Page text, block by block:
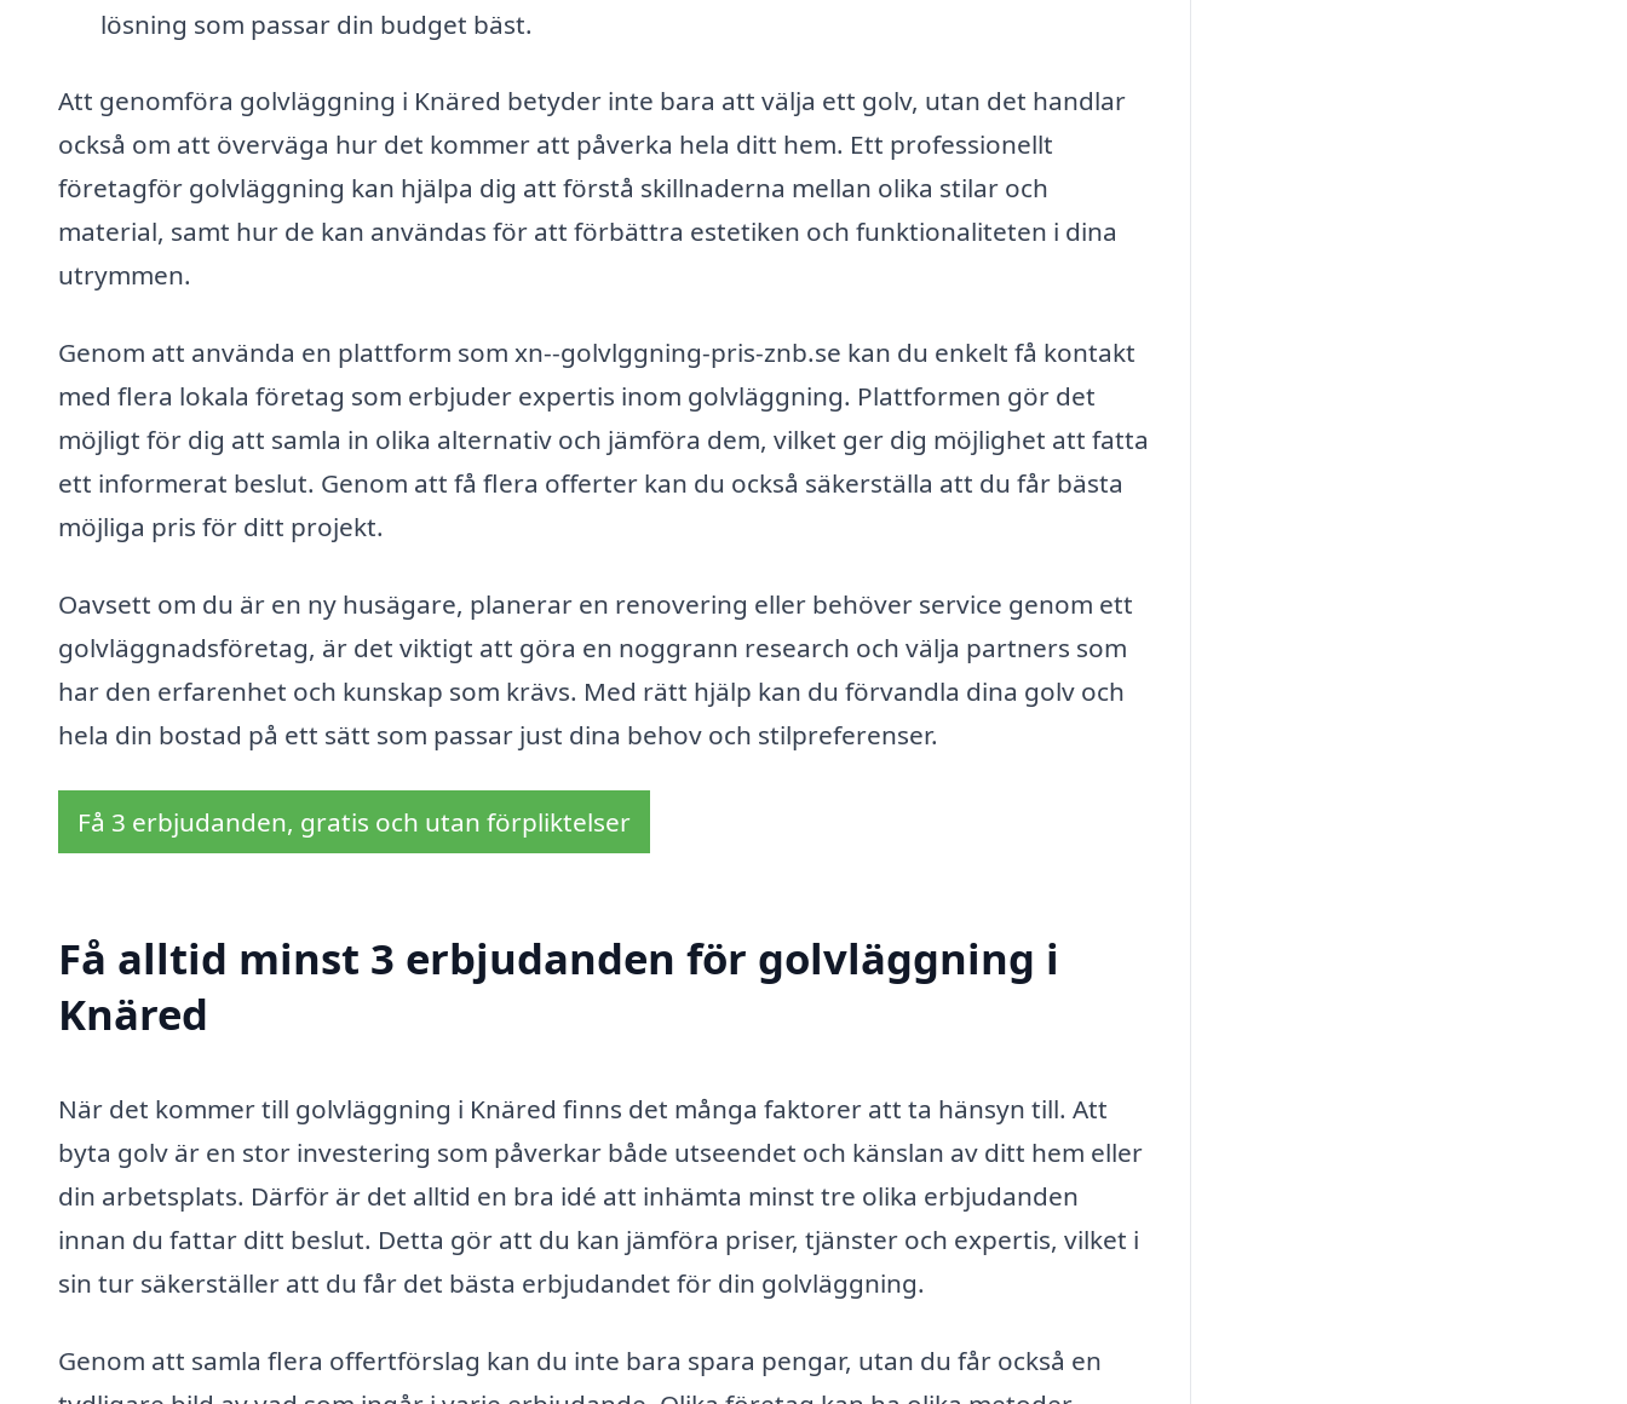
lösning som passar din budget bäst.
Att genomföra golvläggning i Knäred betyder inte bara att välja ett golv, utan det handlar
också om att överväga hur det kommer att påverka hela ditt hem. Ett professionellt
företagför golvläggning kan hjälpa dig att förstå skillnaderna mellan olika stilar och
material, samt hur de kan användas för att förbättra estetiken och funktionaliteten i dina
utrymmen.
Genom att använda en plattform som xn--golvlggning-pris-znb.se kan du enkelt få kontakt
med flera lokala företag som erbjuder expertis inom golvläggning. Plattformen gör det
möjligt för dig att samla in olika alternativ och jämföra dem, vilket ger dig möjlighet att fatta
ett informerat beslut. Genom att få flera offerter kan du också säkerställa att du får bästa
möjliga pris för ditt projekt.
Oavsett om du är en ny husägare, planerar en renovering eller behöver service genom ett
golvläggnadsföretag, är det viktigt att göra en noggrann research och välja partners som
har den erfarenhet och kunskap som krävs. Med rätt hjälp kan du förvandla dina golv och
hela din bostad på ett sätt som passar just dina behov och stilpreferenser.
Få 3 erbjudanden, gratis och utan förpliktelser
Få alltid minst 3 erbjudanden för golvläggning i
Knäred
När det kommer till golvläggning i Knäred finns det många faktorer att ta hänsyn till. Att
byta golv är en stor investering som påverkar både utseendet och känslan av ditt hem eller
din arbetsplats. Därför är det alltid en bra idé att inhämta minst tre olika erbjudanden
innan du fattar ditt beslut. Detta gör att du kan jämföra priser, tjänster och expertis, vilket i
sin tur säkerställer att du får det bästa erbjudandet för din golvläggning.
Genom att samla flera offertförslag kan du inte bara spara pengar, utan du får också en